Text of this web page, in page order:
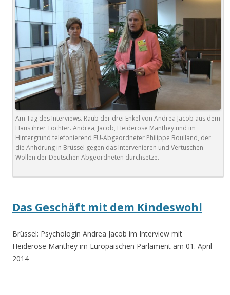
Am Tag des Interviews. Raub der drei Enkel von Andrea Jacob aus dem
Haus ihrer Tochter. Andrea, Jacob, Heiderose Manthey und im
Hintergrund telefonierend EU-Abgeordneter Philippe Boulland, der
die Anhörung in Brüssel gegen das Intervenieren und Vertuschen-
Wollen der Deutschen Abgeordneten durchsetze.
Das Geschäft mit dem Kindeswohl
Brüssel: Psychologin Andrea Jacob im Interview mit
Heiderose Manthey im Europäischen Parlament am 01. April
2014